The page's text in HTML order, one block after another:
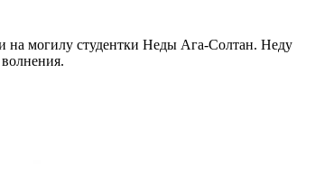
на могилу студентки Неды Ага-Солтан. Неду